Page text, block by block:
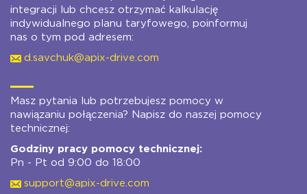
integracji lub chcesz otrzymać kalkulację
indywidualnego planu taryfowego, poinformuj
nas o tym pod adresem:
d.savchuk@apix-drive.com
Masz pytania lub potrzebujesz pomocy w
nawiązaniu połączenia? Napisz do naszej pomocy
technicznej:
Godziny pracy pomocy technicznej:
Pn - Pt od 9:00 do 18:00
support@apix-drive.com